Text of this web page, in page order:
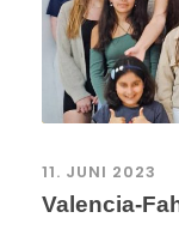
11. JUNI 2023
Valencia-